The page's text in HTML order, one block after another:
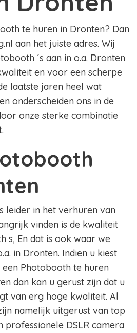
te huren in Dronten? Dan
aan het juiste adres. Wij
´s aan in o.a. Dronten
en voor een scherpe
laatste jaren heel wat
onderscheiden ons in de
onze sterke combinatie
leider in het verhuren van
vinden is de kwaliteit
s, En dat is ook waar we
in Dronten. Indien u kiest
Photobooth te huren
dan kan u gerust zijn dat u
van erg hoge kwaliteit. Al
namelijk uitgerust van top
professionele DSLR camera